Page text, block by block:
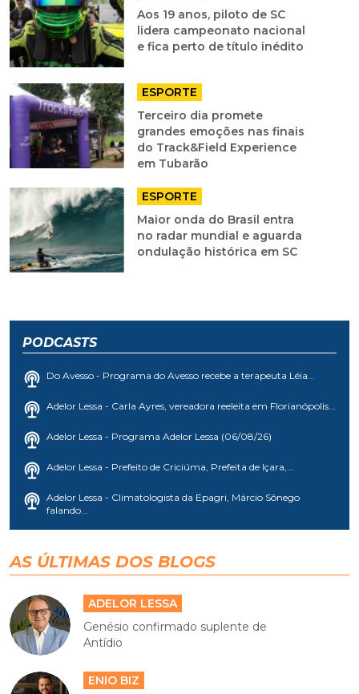
Aos 19 anos, piloto de SC
lidera campeonato nacional
e fica perto de título inédito
ESPORTE
Terceiro dia promete
grandes emoções nas finais
do Track&Field Experience
em Tubarão
ESPORTE
Maior onda do Brasil entra
no radar mundial e aguarda
ondulação histórica em SC
PODCASTS
Do Avesso - Programa do Avesso recebe a terapeuta Léia...
Adelor Lessa - Carla Ayres, vereadora reeleita em Florianópolis...
Adelor Lessa - Programa Adelor Lessa (06/08/26)
Adelor Lessa - Prefeito de Criciúma, Prefeita de Içara,...
Adelor Lessa - Climatologista da Epagri, Márcio Sônego
falando...
AS ÚLTIMAS DOS BLOGS
ADELOR LESSA
Genésio confirmado suplente de
Antídio
ENIO BIZ